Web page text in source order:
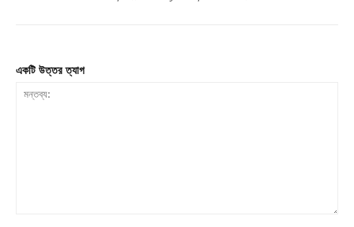
একটি উত্তর ত্যাগ